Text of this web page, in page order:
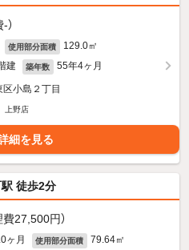
）
使用部分面積 129.0㎡
建 築年数 55年4ヶ月
小島２丁目
上野店
細を見る
徒歩2分
費27,500円）
ヶ月 使用部分面積 79.64㎡